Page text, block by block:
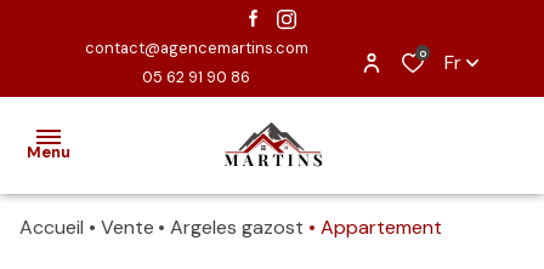
contact@agencemartins.com
05 62 91 90 86
0 Fr
Menu
Accueil Vente Argeles gazost Appartement